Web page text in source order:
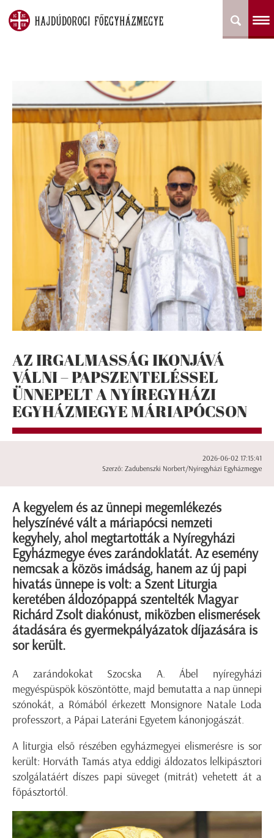
AZ IRGALMASSÁG IKONJÁVÁ
VÁLNI – PAPSZENTELÉSSEL
ÜNNEPELT A NYÍREGYHÁZI
EGYHÁZMEGYE MÁRIAPÓCSON
2026-06-02 17:15:41
Szerző: Zadubenszki Norbert/Nyíregyházi Egyházmegye
A kegyelem és az ünnepi megemlékezés
helyszínévé vált a máriapócsi nemzeti
kegyhely, ahol megtartották a Nyíregyházi
Egyházmegye éves zarándoklatát. Az esemény
nemcsak a közös imádság, hanem az új papi
hivatás ünnepe is volt: a Szent Liturgia
keretében áldozópappá szentelték Magyar
Richárd Zsolt diakónust, miközben elismerések
átadására és gyermekpályázatok díjazására is
sor került.
A zarándokokat Szocska A. Ábel nyíregyházi
megyéspüspök köszöntötte, majd bemutatta a nap ünnepi
szónokát, a Rómából érkezett Monsignore Natale Loda
professzort, a Pápai Lateráni Egyetem kánonjogászát.
A liturgia első részében egyházmegyei elismerésre is sor
került: Horváth Tamás atya eddigi áldozatos lelkipásztori
szolgálatáért díszes papi süveget (mitrát) vehetett át a
főpásztortól.